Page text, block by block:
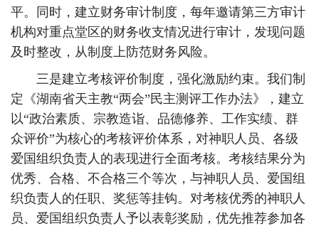
平。同时，建立财务审计制度，每年邀请第三方审计
机构对重点堂区的财务收支情况进行审计，发现问题
及时整改，从制度上防范财务风险。
三是建立考核评价制度，强化激励约束。我们制
定《湖南省天主教“两会”民主测评工作办法》，建立
以“政治素质、宗教造诣、品德修养、工作实绩、群
众评价”为核心的考核评价体系，对神职人员、各级
爱国组织负责人的表现进行全面考核。考核结果分为
优秀、合格、不合格三个等次，与神职人员、爱国组
织负责人的任职、奖惩等挂钩。对考核优秀的神职人
员、爱国组织负责人予以表彰奖励，优先推荐参加各